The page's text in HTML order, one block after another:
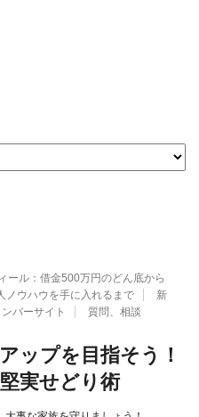
ール：借金500万円のどん底から
ノウハウを手に入れるまで
新
ンバーサイト 質問、相談
ップを目指そう！
実せどり術